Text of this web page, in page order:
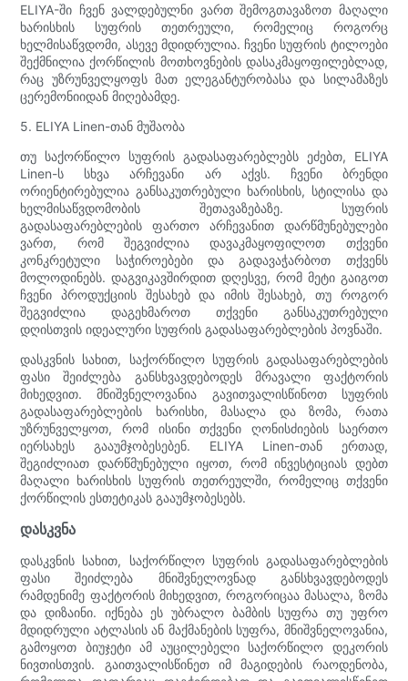
ELIYA-ში ჩვენ ვალდებულნი ვართ შემოგთავაზოთ მაღალი
ხარისხის სუფრის თეთრეული, რომელიც როგორც
ხელმისაწვდომი, ასევე მდიდრულია. ჩვენი სუფრის ტილოები
შექმნილია ქორწილის მოთხოვნების დასაკმაყოფილებლად,
რაც უზრუნველყოფს მათ ელეგანტურობასა და სილამაზეს
ცერემონიიდან მიღებამდე.
5. ELIYA Linen-თან მუშაობა
თუ საქორწილო სუფრის გადასაფარებლებს ეძებთ, ELIYA
Linen-ს სხვა არჩევანი არ აქვს. ჩვენი ბრენდი
ორიენტირებულია განსაკუთრებული ხარისხის, სტილისა და
ხელმისაწვდომობის შეთავაზებაზე. სუფრის
გადასაფარებლების ფართო არჩევანით დარწმუნებულები
ვართ, რომ შეგვიძლია დავაკმაყოფილოთ თქვენი
კონკრეტული საჭიროებები და გადავაჭარბოთ თქვენს
მოლოდინებს. დაგვიკავშირდით დღესვე, რომ მეტი გაიგოთ
ჩვენი პროდუქციის შესახებ და იმის შესახებ, თუ როგორ
შეგვიძლია დაგეხმაროთ თქვენი განსაკუთრებული
დღისთვის იდეალური სუფრის გადასაფარებლების პოვნაში.
დასკვნის სახით, საქორწილო სუფრის გადასაფარებლების
ფასი შეიძლება განსხვავდებოდეს მრავალი ფაქტორის
მიხედვით. მნიშვნელოვანია გავითვალისწინოთ სუფრის
გადასაფარებლების ხარისხი, მასალა და ზომა, რათა
უზრუნველყოთ, რომ ისინი თქვენი ღონისძიების საერთო
იერსახეს გააუმჯობესებენ. ELIYA Linen-თან ერთად,
შეგიძლიათ დარწმუნებული იყოთ, რომ ინვესტიციას დებთ
მაღალი ხარისხის სუფრის თეთრეულში, რომელიც თქვენი
ქორწილის ესთეტიკას გააუმჯობესებს.
დასკვნა
დასკვნის სახით, საქორწილო სუფრის გადასაფარებლების
ფასი შეიძლება მნიშვნელოვნად განსხვავდებოდეს
რამდენიმე ფაქტორის მიხედვით, როგორიცაა მასალა, ზომა
და დიზაინი. იქნება ეს უბრალო ბამბის სუფრა თუ უფრო
მდიდრული ატლასის ან მაქმანების სუფრა, მნიშვნელოვანია,
გამოყოთ ბიუჯეტი ამ აუცილებელი საქორწილო დეკორის
ნივთისთვის. გაითვალისწინეთ იმ მაგიდების რაოდენობა,